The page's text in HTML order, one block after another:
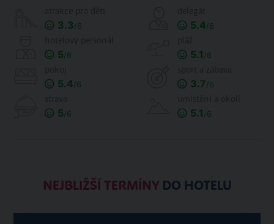
3.3/6 5.4/6
5/6 5.1 /6
5.4/6 3.7/6
5/6 5.1 /6
NEJBLIŽŠÍ TERMÍNYDO HOTELU